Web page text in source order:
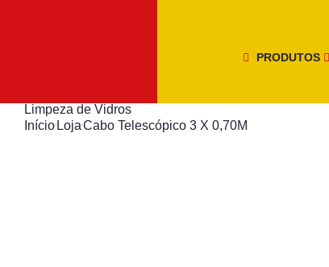
PRODUTOS
Limpeza de Vidros
Início LojaCabo Telescópico 3 X 0,70M